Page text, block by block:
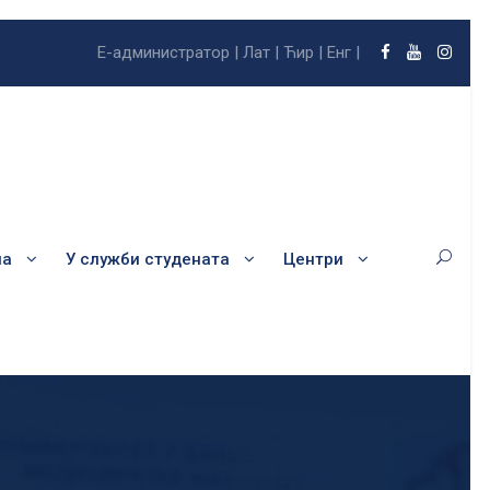
Е-администратор | Лат | Ћир | Енг |
У служби студената Центри